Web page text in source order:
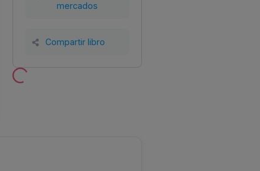
mercados
Compartir libro